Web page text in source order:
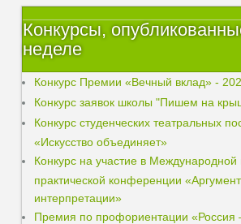
Конкурсы,
неделе
Конкурс Премии «Вечный вклад» -
Конкурс заявок школы "Пишем на
Конкурс студенческих театральных
«Искусство объединяет»
Конкурс на участие в Международной
практической конференции
интерпретации»
Премия по профориентации «Россия